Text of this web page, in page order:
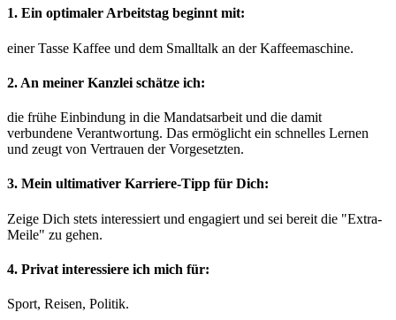
1. Ein optimaler Arbeitstag beginnt mit:
einer Tasse Kaffee und dem Smalltalk an der Kaffeemaschine.
2. An meiner Kanzlei schätze ich:
die frühe Einbindung in die Mandatsarbeit und die damit
verbundene Verantwortung. Das ermöglicht ein schnelles Lernen
und zeugt von Vertrauen der Vorgesetzten.
3. Mein ultimativer Karriere-Tipp für Dich:
Zeige Dich stets interessiert und engagiert und sei bereit die "Extra-
Meile" zu gehen.
4. Privat interessiere ich mich für:
Sport, Reisen, Politik.